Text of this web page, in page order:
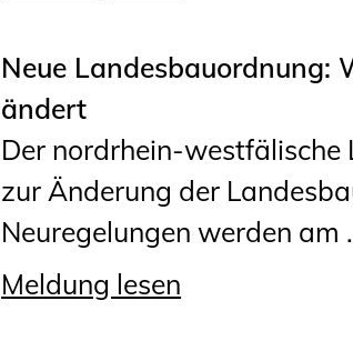
Neue Landesbauordnung:
ändert
Der nordrhein-westfälische
zur Änderung der
Neuregelungen werden am
Meldung lesen